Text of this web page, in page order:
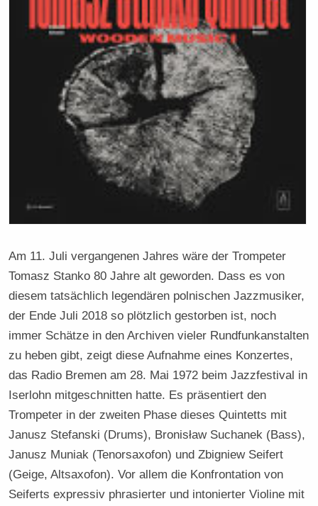
Am 11. Juli vergangenen Jahres wäre der Trompeter
Tomasz Stanko 80 Jahre alt geworden. Dass es von
diesem tatsächlich legendären polnischen Jazzmusiker,
der Ende Juli 2018 so plötzlich gestorben ist, noch
immer Schätze in den Archiven vieler Rundfunkanstalten
zu heben gibt, zeigt diese Aufnahme eines Konzertes,
das Radio Bremen am 28. Mai 1972 beim Jazzfestival in
Iserlohn mitgeschnitten hatte. Es präsentiert den
Trompeter in der zweiten Phase dieses Quintetts mit
Janusz Stefanski (Drums), Bronisław Suchanek (Bass),
Janusz Muniak (Tenorsaxofon) und Zbigniew Seifert
(Geige, Altsaxofon). Vor allem die Konfrontation von
Seiferts expressiv phrasierter und intonierter Violine mit